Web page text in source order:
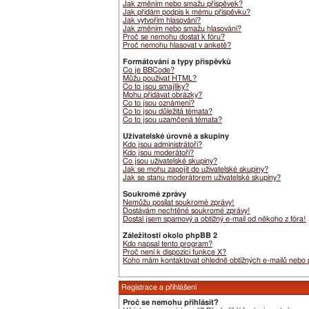
Jak změním nebo smažu příspěvek?
Jak přidám podpis k mému příspěvku?
Jak vytvořím hlasování?
Jak změním nebo smažu hlasování?
Proč se nemohu dostat k fóru?
Proč nemohu hlasovat v anketě?
Formátování a typy příspěvků
Co je BBCode?
Můžu používat HTML?
Co to jsou smajlíky?
Mohu přidávat obrázky?
Co to jsou oznámení?
Co to jsou důležitá témata?
Co to jsou uzamčená témata?
Uživatelské úrovně a skupiny
Kdo jsou administrátoři?
Kdo jsou moderátoři?
Co jsou uživatelské skupiny?
Jak se mohu zapojit do uživatelské skupiny?
Jak se stanu moderátorem uživatelské skupiny?
Soukromé zprávy
Nemůžu posílat soukromé zprávy!
Dostávám nechtěné soukromé zprávy!
Dostal jsem spamový a obtížný e-mail od někoho z fóra!
Záležitosti okolo phpBB 2
Kdo napsal tento program?
Proč není k dispozici funkce X?
Koho mám kontaktovat ohledně obtížných e-mailů nebo
Registrace a přihlášení
Proč se nemohu přihlásit?